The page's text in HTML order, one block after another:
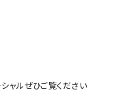
ャルぜひご覧ください